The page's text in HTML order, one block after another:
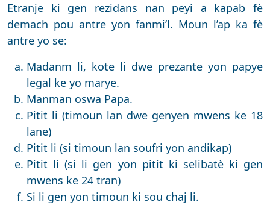
Etranje ki gen rezidans nan peyi a kapab fè
demach pou antre yon fanmi’l. Moun l’ap ka fè
antre yo se:
Madanm li, kote li dwe prezante yon papye
legal ke yo marye.
Manman oswa Papa.
Pitit li (timoun lan dwe genyen mwens ke 18
lane)
Pitit li (si timoun lan soufri yon andikap)
Pitit li (si li gen yon pitit ki selibatè ki gen
mwens ke 24 tran)
Si li gen yon timoun ki sou chaj li.